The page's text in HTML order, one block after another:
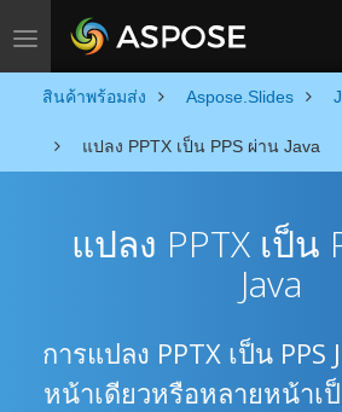
Toggle navigation
สินค้าพร้อมส่ง Aspose.Slides
แปลง PPTX เป็น PPS ผ่าน Java
แปลง PPTX เป็น
Java
การแปลง PPTX เป็น PPS
หน้าเดียวหรือหลายหน้าเ